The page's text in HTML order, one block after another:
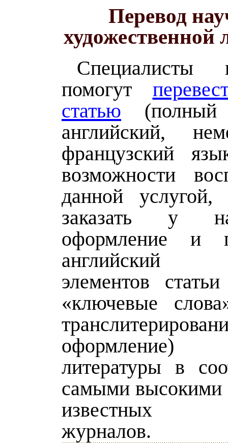
Перевод
художественной
Специалисты
помогут
статью (полный
английский,
французский
возможности
данной
заказать у
оформление и
английский
элементов
«ключевые
литературы в
самыми высокими
известных
журналов.